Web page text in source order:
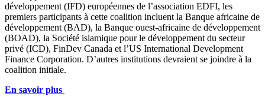
développement (IFD) européennes de l’association EDFI, les
premiers participants à cette coalition incluent la Banque africaine de
développement (BAD), la Banque ouest-africaine de développement
(BOAD), la Société islamique pour le développement du secteur
privé (ICD), FinDev Canada et l’US International Development
Finance Corporation. D’autres institutions devraient se joindre à la
coalition initiale.
En savoir plus